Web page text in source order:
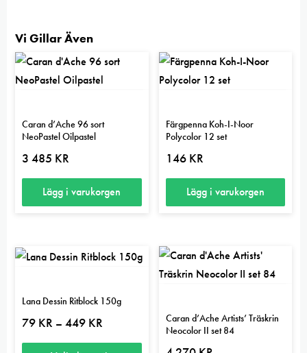
Vi Gillar Även
Caran d’Ache 96 sort
NeoPastel Oilpastel
3 485 KR
Lägg i varukorgen
Färgpenna Koh-I-Noor
Polycolor 12 set
146 KR
Lägg i varukorgen
Lana Dessin Ritblock 150g
79 KR – 449 KR
till
Caran d’Ache Artists’ Träskrin
Neocolor II set 84